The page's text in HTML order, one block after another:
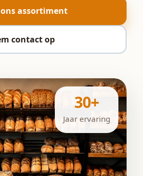
assortiment
contact op
30+
Jaar ervaring